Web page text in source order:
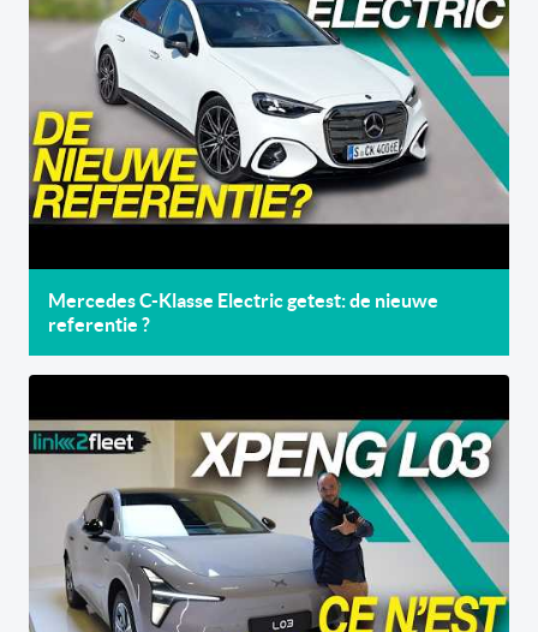
Mercedes C-Klasse Electric getest: de nieuwe
referentie ?